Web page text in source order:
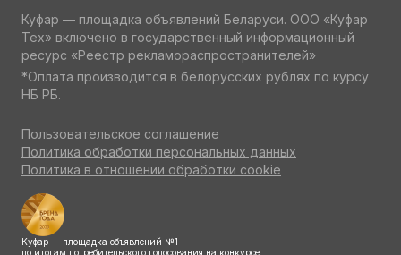
Куфар — площадка объявлений Беларуси. ООО «Куфар
Тех» включено в государственный информационный
ресурс «Реестр рекламораспространителей»
*Оплата производится в белорусских рублях по курсу
НБ РБ.
Пользовательское соглашение
Политика обработки персональных данных
Политика в отношении обработки cookie
Куфар — площадка объявлений №1
по итогам потребительского голосования на конкурсе